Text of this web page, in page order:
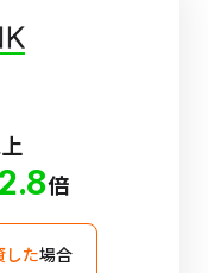
2.8倍
した場合